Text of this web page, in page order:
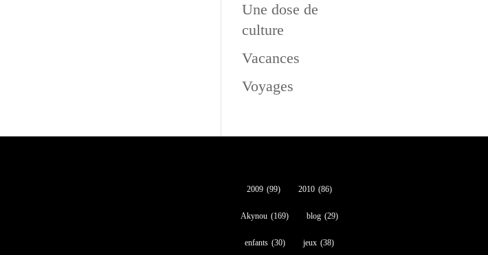
Une dose de
culture
Vacances
Voyages
2009 (99) 2010 (86)
Akynou (169) blog (29)
enfants (30) jeux (38)